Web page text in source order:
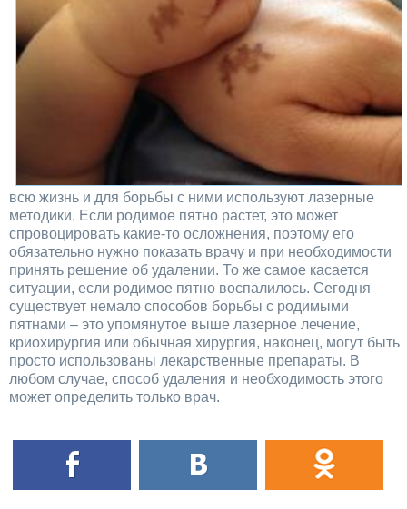
всю жизнь и для борьбы с ними используют лазерные
методики. Если родимое пятно растет, это может
спровоцировать какие-то осложнения, поэтому его
обязательно нужно показать врачу и при необходимости
принять решение об удалении. То же самое касается
ситуации, если родимое пятно воспалилось. Сегодня
существует немало способов борьбы с родимыми
пятнами – это упомянутое выше лазерное лечение,
криохирургия или обычная хирургия, наконец, могут быть
просто использованы лекарственные препараты. В
любом случае, способ удаления и необходимость этого
может определить только врач.